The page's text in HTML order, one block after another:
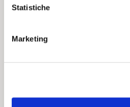
Statistiche
Marketing